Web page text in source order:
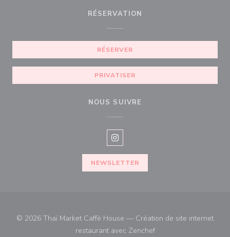
RÉSERVATION
RÉSERVER
PRIVATISER
NOUS SUIVRE
Instagram ((ouvre une nouvelle
NEWSLETTER
© 2026 Thaï Market Caffè House — Création de site internet
restaurant avec Zenchef((ouvre une nouvelle